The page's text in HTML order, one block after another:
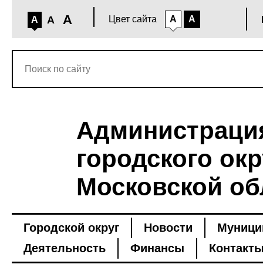
A A A Цвет сайта A A
городского
Московской
Городской округ Новости
Деятельность
Финансы